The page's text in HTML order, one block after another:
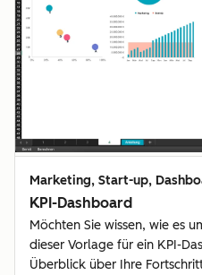
Marketing, Start-up,
KPI-Dashboard
Möchten Sie wissen, wie es
dieser Vorlage für ein KPI-
Überblick über Ihre